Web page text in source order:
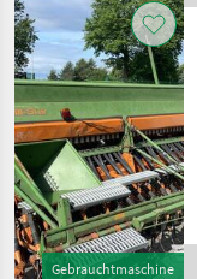
Gebrauchtmaschine